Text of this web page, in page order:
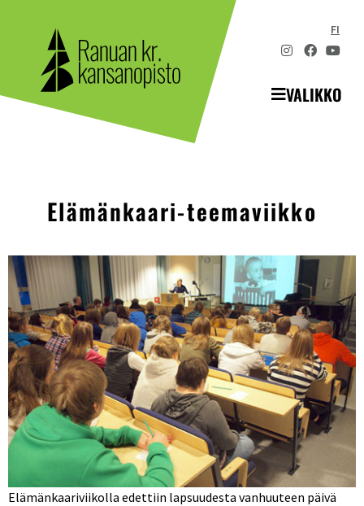
FI
VALIKKO
Elämänkaari-teemaviikko
Elämänkaariviikolla edettiin lapsuudesta vanhuuteen päivä